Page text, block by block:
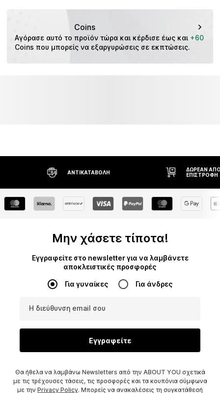
Coins
Αγόρασε αυτό το προϊόν τώρα και κέρδισε έως και +60
Coins που μπορείς να εξαργυρώσεις σε εκπτώσεις.
ΑΝΤΙΚΑΤΑΒΟΛΉ
ΔΩΡΕΆΝ
ΕΠΙΣΤΡΟΦΉ
Μην χάσετε τίποτα!
Εγγραφείτε στο newsletter για να λαμβάνετε
αποκλειστικές προσφορές
Για γυναίκες Για άνδρες
Η διεύθυνση email σου
Εγγραφείτε
Θα ήθελα να λαμβάνω Newsletters από την ABOUT YOU σχετικά
με τις τρέχουσες τάσεις, τις προσφορές και τα κουπόνια σύμφωνα
με την Privacy Policy. Μπορείς να ανακαλέσεις τη συγκατάθεσή